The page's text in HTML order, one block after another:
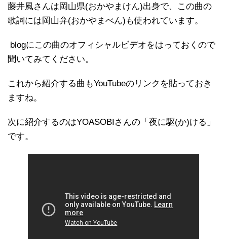
藤井風さんは岡山県(おかやまけん)出身で、この曲の
歌詞には岡山弁(おかやまべん)も使われています。
blogにこの曲のオフィシャルビデオをはっておくので
聞いてみてください。
これから紹介する曲もYouTubeのリンクを貼っておき
ますね。
次に紹介するのはYOASOBIさんの「夜に駆(か)ける」
です。